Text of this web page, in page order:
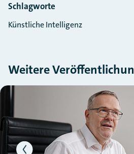
Schlagworte
Künstliche Intelligenz
Weitere
Slider überspringen